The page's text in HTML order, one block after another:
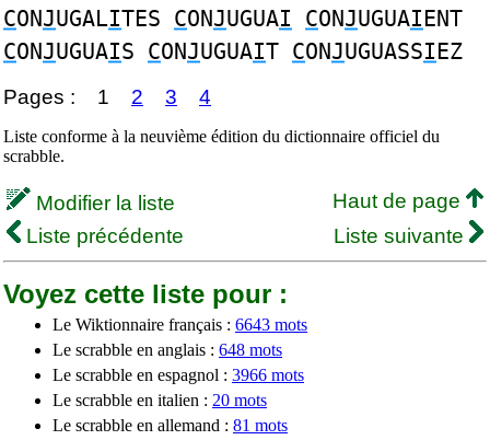
CONJUGALITES CONJUGUAI CONJUGUAIENT
CONJUGUAIS CONJUGUAIT CONJUGUASSIEZ
Pages : 1 2 3 4
Liste conforme à la neuvième édition du dictionnaire officiel du
scrabble.
Modifier la liste
Haut de page
Liste précédente
Liste suivante
Voyez cette liste pour :
Le Wiktionnaire français : 6643 mots
Le scrabble en anglais : 648 mots
Le scrabble en espagnol : 3966 mots
Le scrabble en italien : 20 mots
Le scrabble en allemand : 81 mots